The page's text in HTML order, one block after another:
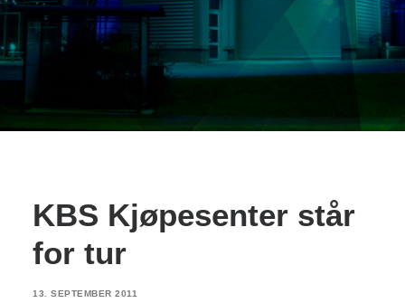
KBS Kjøpesenter står
for tur
13. SEPTEMBER 2011